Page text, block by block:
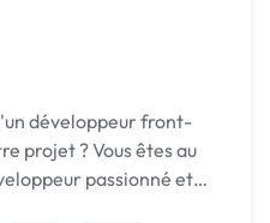
développeur front-
projet ? Vous êtes au
passionné et